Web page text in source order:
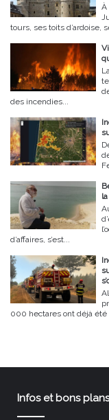
À
tours, ses toits d’ardoise,
des incendies...
d’affaires, s’est...
000 hectares ont déjà été
Infos et bons plans